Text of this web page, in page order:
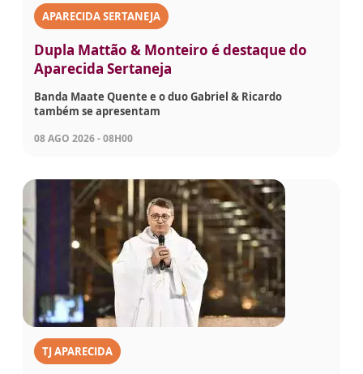
APARECIDA SERTANEJA
Dupla Mattão & Monteiro é destaque do
Aparecida Sertaneja
Banda Maate Quente e o duo Gabriel & Ricardo
também se apresentam
08 AGO 2026 - 08H00
TJ APARECIDA